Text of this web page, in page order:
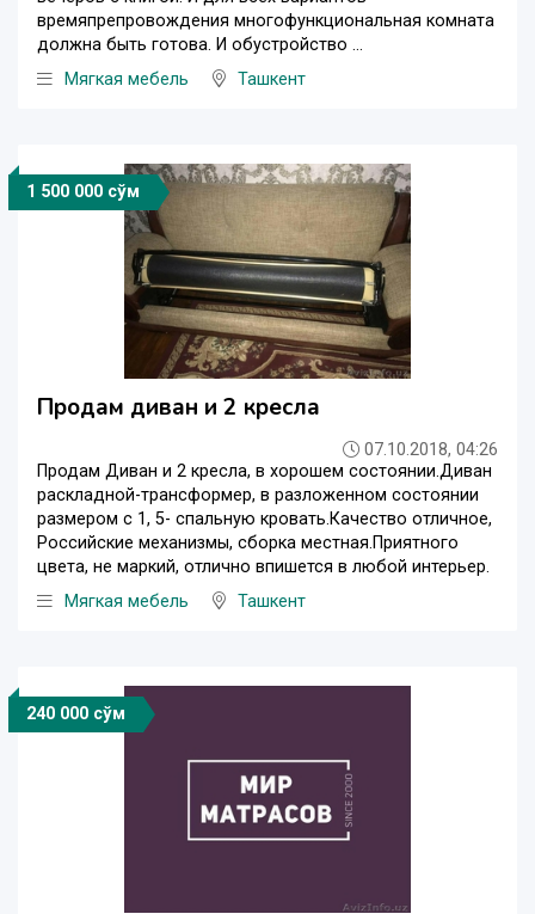
времяпрепровождения многофункциональная комната
должна быть готова. И обустройство ...
Мягкая мебель
Ташкент
1 500 000 сўм
Продам диван и 2 кресла
07.10.2018, 04:26
Продам Диван и 2 кресла, в хорошем состоянии.Диван
раскладной-трансформер, в разложенном состоянии
размером с 1, 5- спальную кровать.Качество отличное,
Российские механизмы, сборка местная.Приятного
цвета, не маркий, отлично впишется в любой интерьер.
Мягкая мебель
Ташкент
240 000 сўм